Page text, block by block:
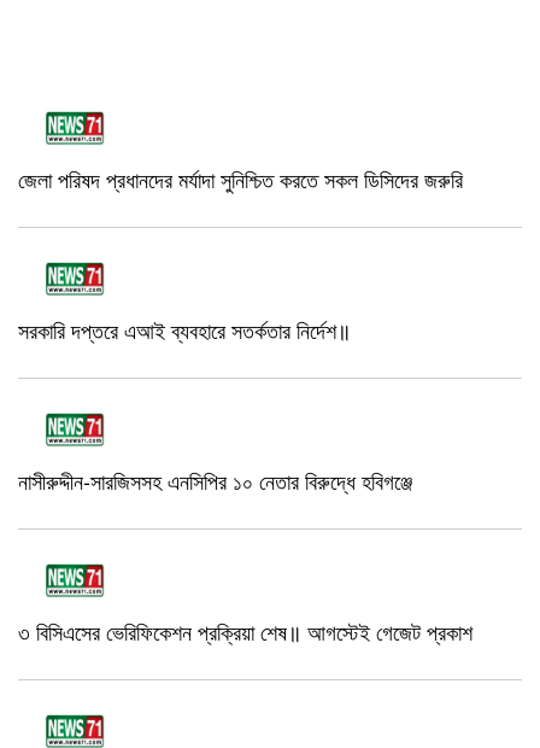
জেলা পরিষদ প্রধানদের মর্যাদা সুনিশ্চিত করতে সকল ডিসিদের জরুরি
সরকারি দপ্তরে এআই ব্যবহারে সতর্কতার নির্দেশ॥
নাসীরুদ্দীন-সারজিসসহ এনসিপির ১০ নেতার বিরুদ্ধে হবিগঞ্জে
৩ বিসিএসের ভেরিফিকেশন প্রক্রিয়া শেষ॥ আগস্টেই গেজেট প্রকাশ